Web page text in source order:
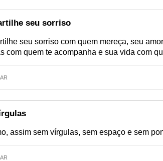
seu sorriso
seu sorriso com quem mereça, seu
com quem te acompanha e sua vida com
assim sem vírgulas, sem espaço e sem